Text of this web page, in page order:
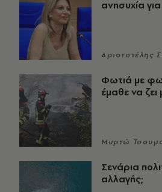
ανησυχία
Αριστοτέλης
Φωτιά με
έμαθε να ζει
Μυρτώ
Σενάρια
αλλαγής;